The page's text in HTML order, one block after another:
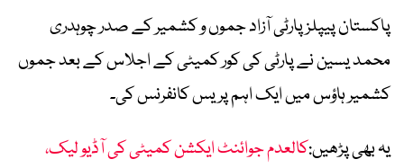
پاکستان پیپلز پارٹی آزاد جموں و کشمیر کے صدر چوہدری
محمد یسین نے پارٹی کی کور کمیٹی کے اجلاس کے بعد جموں
کشمیر ہاؤس میں ایک اہم پریس کانفرنس کی۔
یہ بھی پڑھیں:کالعدم جوائنٹ ایکشن کمیٹی کی آڈیو لیک،